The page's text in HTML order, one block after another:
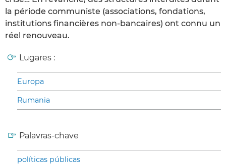
la période communiste (associations, fondations,
institutions financières non-bancaires) ont connu un
réel renouveau.
Lugares :
Europa
Rumania
Palavras-chave
políticas públicas